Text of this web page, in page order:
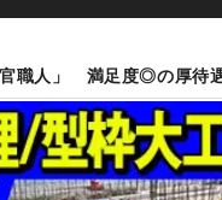
官職人」 満足度◎の厚